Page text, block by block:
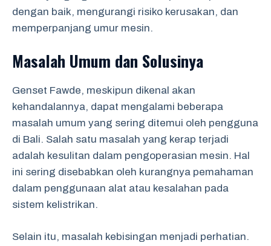
dengan baik, mengurangi risiko kerusakan, dan
memperpanjang umur mesin.
Masalah Umum dan Solusinya
Genset Fawde, meskipun dikenal akan
kehandalannya, dapat mengalami beberapa
masalah umum yang sering ditemui oleh pengguna
di Bali. Salah satu masalah yang kerap terjadi
adalah kesulitan dalam pengoperasian mesin. Hal
ini sering disebabkan oleh kurangnya pemahaman
dalam penggunaan alat atau kesalahan pada
sistem kelistrikan.
Selain itu, masalah kebisingan menjadi perhatian.